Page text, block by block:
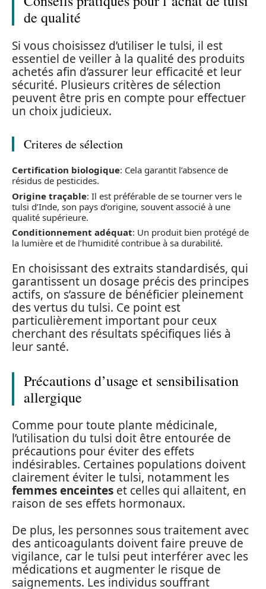
de qualité
Si vous choisissez d’utiliser le tulsi, il est
essentiel de veiller à la qualité des produits
achetés afin d’assurer leur efficacité et leur
sécurité. Plusieurs critères de sélection
peuvent être pris en compte pour effectuer
un choix judicieux.
Criteres de sélection
Certification biologique: Cela garantit l’absence de
résidus de pesticides.
Origine traçable: Il est préférable de se tourner vers le
tulsi d’Inde, son pays d’origine, souvent associé à une
qualité supérieure.
Conditionnement adéquat: Un produit bien protégé de
la lumière et de l’humidité contribue à sa durabilité.
En choisissant des extraits standardisés, qui
garantissent un dosage précis des principes
actifs, on s’assure de bénéficier pleinement
des vertus du tulsi. Ce point est
particulièrement important pour ceux
cherchant des résultats spécifiques liés à
leur santé.
Précautions d’usage et sensibilisation
allergique
Comme pour toute plante médicinale,
l’utilisation du tulsi doit être entourée de
précautions pour éviter des effets
indésirables. Certaines populations doivent
clairement éviter le tulsi, notamment les
femmes enceintes et celles qui allaitent, en
raison de ses effets hormonaux.
De plus, les personnes sous traitement avec
des anticoagulants doivent faire preuve de
vigilance, car le tulsi peut interférer avec les
médications et augmenter le risque de
saignements. Les individus souffrant